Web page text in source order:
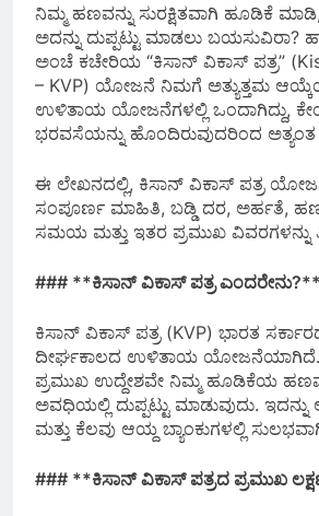
ನಿಮ್ಮ ಹಣವನ್ನು ಸುರಕ್ಷಿತವಾಗಿ ಹೂಡಿಕೆ
ಅದನ್ನು ದುಪ್ಪಟ್ಟು ಮಾಡಲು ಬಯಸುವಿರಾ?
ಅಂಚೆ ಕಚೇರಿಯ “ಕಿಸಾನ್ ವಿಕಾಸ್ ಪತ್ರ”
– KVP) ಯೋಜನೆ ನಿಮಗೆ ಅತ್ಯುತ್ತಮ
ಉಳಿತಾಯ ಯೋಜನೆಗಳಲ್ಲಿ ಒಂದಾಗಿದ್ದು,
ಭರವಸೆಯನ್ನು ಹೊಂದಿರುವುದರಿಂದ ಅತ್ಯಂತ
ಈ ಲೇಖನದಲ್ಲಿ, ಕಿಸಾನ್ ವಿಕಾಸ್ ಪತ್ರ
ಸಂಪೂರ್ಣ ಮಾಹಿತಿ, ಬಡ್ಡಿ ದರ, ಅರ್ಹತೆ, ಹಣ
ಸಮಯ ಮತ್ತು ಇತರ ಪ್ರಮುಖ ವಿವರಗಳನ್ನು
### **ಕಿಸಾನ್ ವಿಕಾಸ್ ಪತ್ರ ಎಂದರೇನು?**
ಕಿಸಾನ್ ವಿಕಾಸ್ ಪತ್ರ (KVP) ಭಾರತ
ದೀರ್ಘಕಾಲದ ಉಳಿತಾಯ
ಪ್ರಮುಖ ಉದ್ದೇಶವೇ ನಿಮ್ಮ ಹೂಡಿಕೆಯ
ಅವಧಿಯಲ್ಲಿ ದುಪ್ಪಟ್ಟು ಮಾಡುವುದು.
ಮತ್ತು ಕೆಲವು ಆಯ್ದ ಬ್ಯಾಂಕುಗಳಲ್ಲಿ
### **ಕಿಸಾನ್ ವಿಕಾಸ್ ಪತ್ರದ ಪ್ರಮುಖ